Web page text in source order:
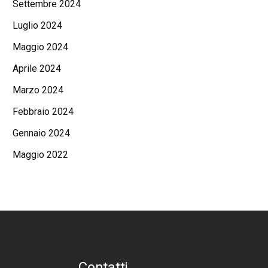
Settembre 2024
Luglio 2024
Maggio 2024
Aprile 2024
Marzo 2024
Febbraio 2024
Gennaio 2024
Maggio 2022